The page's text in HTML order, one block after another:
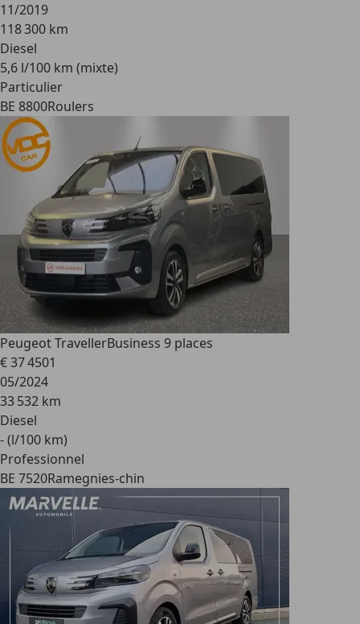
11/2019
118 300 km
Diesel
5,6 l/100 km (mixte)
Particulier
BE 8800Roulers
Peugeot TravellerBusiness 9 places
€ 37 4501
05/2024
33 532 km
Diesel
- (l/100 km)
Professionnel
BE 7520Ramegnies-chin